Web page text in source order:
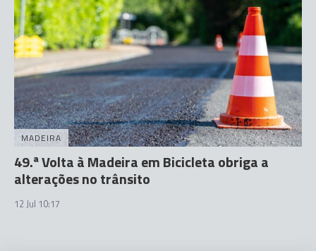
MADEIRA
49.ª Volta à Madeira em Bicicleta obriga a
alterações no trânsito
12 Jul 10:17